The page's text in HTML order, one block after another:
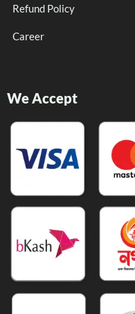
Refund Policy
Career
We Accept